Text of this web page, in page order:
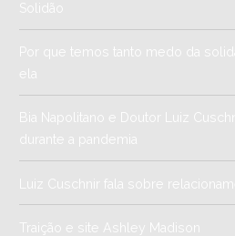
Solidão
Por que temos tanto medo da
ela
Bia Napolitano e Doutor Luiz
durante a pandemia
Luiz Cuschnir fala sobre
Traição e site Ashley Madison